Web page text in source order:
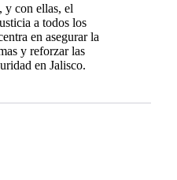
y con ellas, el
a todos los
en asegurar la
y reforzar las
en Jalisco.